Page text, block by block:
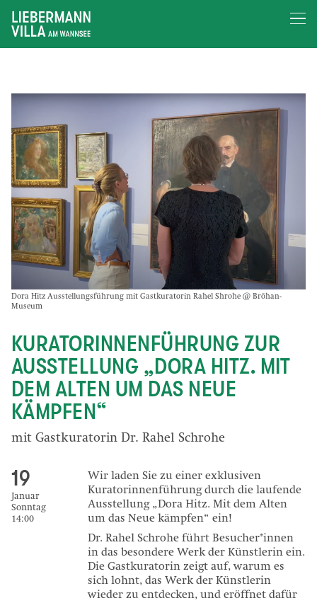
Dora Hitz Ausstellungsführung mit Gastkuratorin Rahel Shrohe @ Bröhan-
Museum
KURATORINNENFÜHRUNG ZUR
AUSSTELLUNG „DORA HITZ. MIT
DEM ALTEN UM DAS NEUE
KÄMPFEN“
mit Gastkuratorin Dr. Rahel Schrohe
Wir laden Sie zu einer exklusiven
Kuratorinnenführung durch die laufende
Ausstellung „Dora Hitz. Mit dem Alten
um das Neue kämpfen“ ein!
Dr. Rahel Schrohe führt Besucher*innen
in das besondere Werk der Künstlerin ein.
Die Gastkuratorin zeigt auf, warum es
sich lohnt, das Werk der Künstlerin
wieder zu entdecken, und eröffnet dafür
19
Januar
Sonntag
14:00